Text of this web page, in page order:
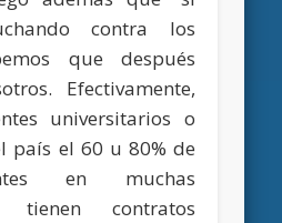
contra los
que después
Efectivamente,
universitarios o
país el 60 u 80% de
en muchas
tienen contratos